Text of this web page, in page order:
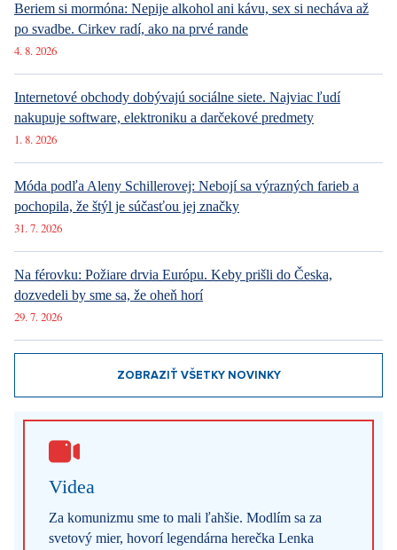
Beriem si mormóna: Nepije alkohol ani kávu, sex si necháva až
po svadbe. Cirkev radí, ako na prvé rande
4. 8. 2026
Internetové obchody dobývajú sociálne siete. Najviac ľudí
nakupuje software, elektroniku a darčekové predmety
1. 8. 2026
Móda podľa Aleny Schillerovej: Nebojí sa výrazných farieb a
pochopila, že štýl je súčasťou jej značky
31. 7. 2026
Na férovku: Požiare drvia Európu. Keby prišli do Česka,
dozvedeli by sme sa, že oheň horí
29. 7. 2026
ZOBRAZIŤ VŠETKY NOVINKY
Videa
Za komunizmu sme to mali ľahšie. Modlím sa za
svetový mier, hovorí legendárna herečka Lenka